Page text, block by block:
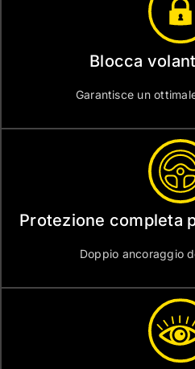
Blocca
Garantisce un
Protezione completa
Doppio ancoraggio